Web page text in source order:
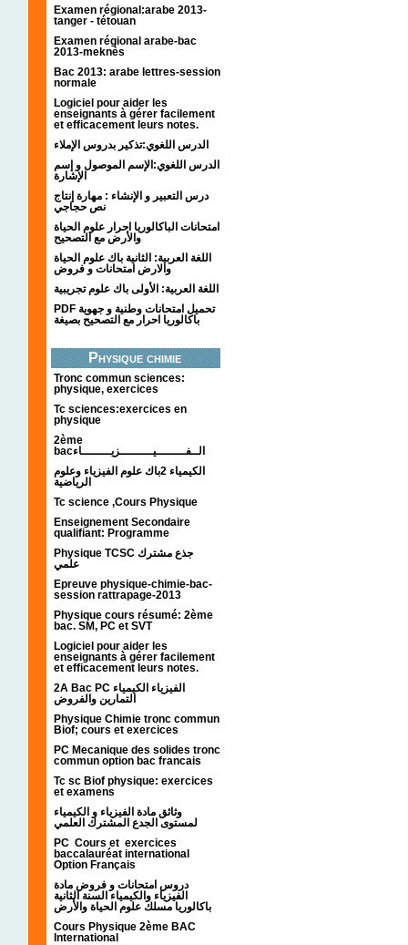
Examen régional:arabe 2013-
tanger - tétouan
Examen régional arabe-bac
2013-meknès
Bac 2013: arabe lettres-session
normale
Logiciel pour aider les
enseignants à gérer facilement
et efficacement leurs notes.
الدرس اللغوي:تذكير بدروس الإملاء
الدرس اللغوي:الإسم الموصول و إسم
الإشارة
درس التعبير و الإنشاء : مهارة إنتاج
نص حجاجي
امتحانات الباكالوريا احرار علوم الحياة
والأرض مع التصحيح
اللغة العربية: الثانية باك علوم الحياة
والارض امتحانات و فروض
اللغة العربية: الأولى باك علوم تجريبية
PDF تحميل امتحانات وطنية و جهوية
باكالوريا احرار مع التصحيح بصيغة
Physique chimie
Tronc commun sciences:
physique, exercices
Tc sciences:exercices en
physique
2ème
bacالــفــــــــيـــــــــزيــــــــاء
الكيمياء 2باك علوم الفيزياء وعلوم
الرياضية
Tc science ,Cours Physique
Enseignement Secondaire
qualifiant: Programme
Physique TCSC جذع مشترك
علمي
Epreuve physique-chimie-bac-
session rattrapage-2013
Physique cours résumé: 2ème
bac. SM, PC et SVT
Logiciel pour aider les
enseignants à gérer facilement
et efficacement leurs notes.
2A Bac PC الفيزياء الكيمياء
التمارين والفروض
Physique Chimie tronc commun
Biof; cours et exercices
PC Mecanique des solides tronc
commun option bac francais
Tc sc Biof physique: exercices
et examens
وثائق مادة الفيزياء و الكيمياء
PC Cours et exercices
baccalauréat international
Option Français
دروس امتحانات و فروض مادة
الفيزياء والكيمياء السنة الثانية
باكالوريا مسلك علوم الحياة والأرض
Cours Physique 2ème BAC
International